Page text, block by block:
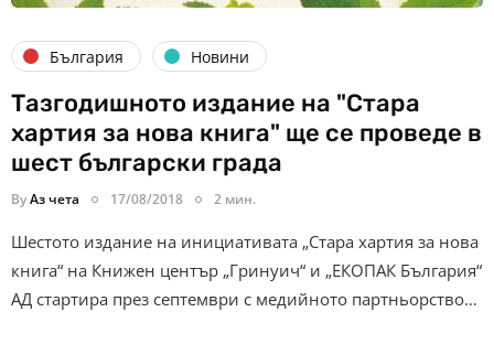
България Новини
Тазгодишното издание на "Стара
хартия за нова книга" ще се проведе в
шест български града
ByАз чета 17/08/2018 2 мин.
Шестото издание на инициативата „Стара хартия за нова
книга“ на Книжен център „Гринуич“ и „ЕКОПАК България“
АД стартира през септември с медийното партньорство…